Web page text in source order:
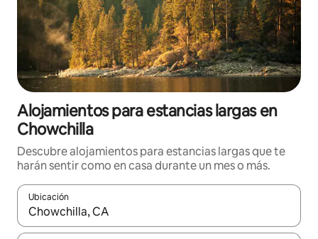
Alojamientos para estancias largas en
Chowchilla
Descubre alojamientos para estancias largas que te
harán sentir como en casa durante un mes o más.
Ubicación
Cuando los resultados estén disponibles, podrás navegar